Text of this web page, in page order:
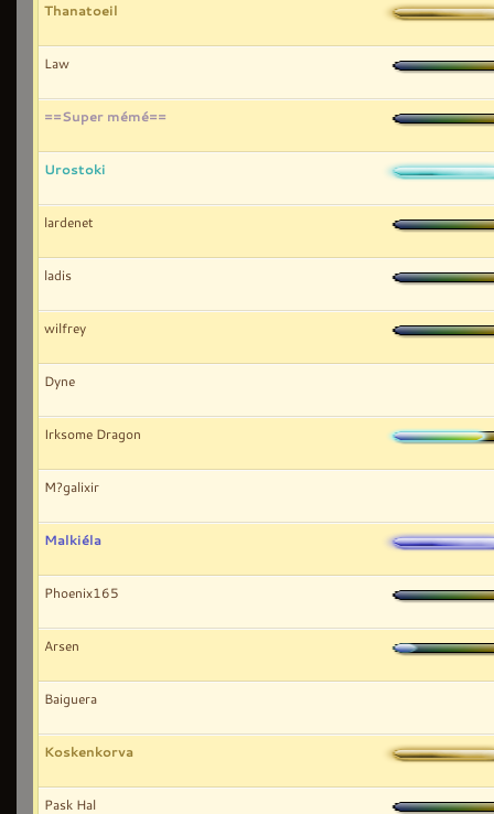
Thanatoeil
Law
==Super mémé==
Urostoki
lardenet
ladis
wilfrey
Dyne
Irksome Dragon
M?galixir
Malkiéla
Phoenix165
Arsen
Baiguera
Koskenkorva
Pask Hal